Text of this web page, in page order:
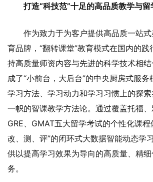
打造“科技范”十足的高品质教学与留
作为致力于为客户提供高品质一站
育品牌，“翻转课堂”教育模式在国内的
持高质量师资内容与先进的科学技术相
成了“小前台，大后台”的中央厨房式服
学习方法、学习动力和学习习惯上的探
一帜的智课教学方法论。通过覆盖托福、
GRE、GMAT五大留学考试的个性化课程
改、测、评”的闭环式大数据智能动态学
供以提高学习效果为导向的高质量、精
务。